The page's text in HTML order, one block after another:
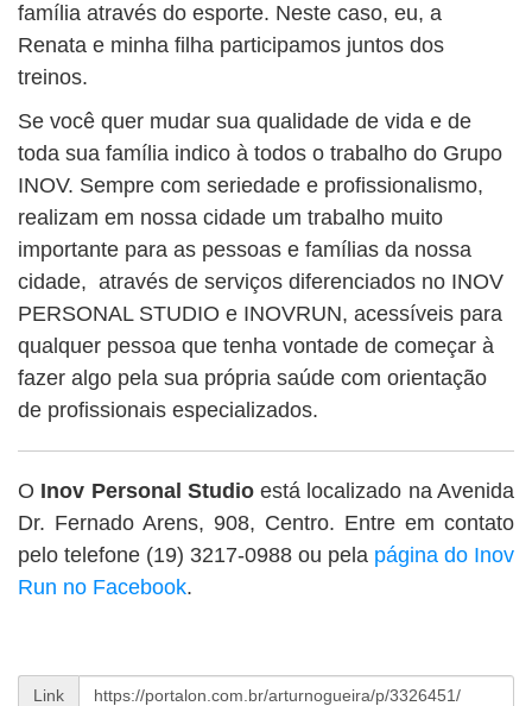
família através do esporte. Neste caso, eu, a
Renata e minha filha participamos juntos dos
treinos.
Se você quer mudar sua qualidade de vida e de
toda sua família indico à todos o trabalho do Grupo
INOV. Sempre com seriedade e profissionalismo,
realizam em nossa cidade um trabalho muito
importante para as pessoas e famílias da nossa
cidade, através de serviços diferenciados no INOV
PERSONAL STUDIO e INOVRUN, acessíveis para
qualquer pessoa que tenha vontade de começar à
fazer algo pela sua própria saúde com orientação
de profissionais especializados.
O Inov Personal Studioestá localizado na Avenida
Dr. Fernado Arens, 908, Centro. Entre em contato
pelo telefone (19) 3217-0988 ou pela página do Inov
Run no Facebook.
Link